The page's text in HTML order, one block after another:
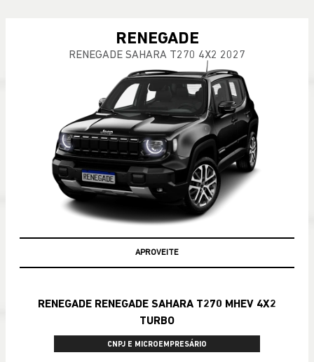
RENEGADE
RENEGADE SAHARA T270 4X2 2027
APROVEITE
RENEGADE RENEGADE SAHARA T270 MHEV 4X2
TURBO
CNPJ E MICROEMPRESÁRIO